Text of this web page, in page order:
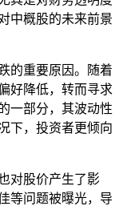
中概股的未来前景
的重要原因。随着
好降低，转而寻求
一部分，其波动性
下，投资者更倾向
对股价产生了影
等问题被曝光，导